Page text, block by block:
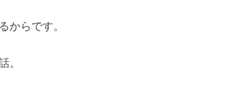
からです。
。